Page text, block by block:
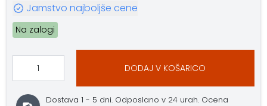
Jamstvo najboljše cene
Na zalogi
DODAJ V KOŠARICO
Dostava 1 - 5 dni. Odposlano v 24 urah. Ocena